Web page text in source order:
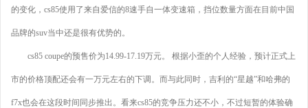
的变化，cs85使用了来自爱信的8速手自一体变速箱，挡位数量方面在目前中国
品牌的suv当中还是很有优势的。
cs85 coupe的预售价为14.99-17.19万元。 根据小歪的个人经验，预计正式上
市的价格顶配还会有一万元左右的下调。而与此同时，吉利的“星越”和哈弗的
f7x也会在这段时间同步推出。看来cs85的竞争压力还不小，不过短暂的体验确